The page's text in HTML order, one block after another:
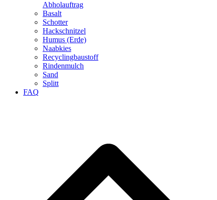
Abholauftrag
Basalt
Schotter
Hackschnitzel
Humus (Erde)
Naabkies
Recyclingbaustoff
Rindenmulch
Sand
Splitt
FAQ